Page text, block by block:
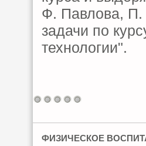
Ф. Павлова, П.
задачи по
технологии".
ФИЗИЧЕСКОЕ